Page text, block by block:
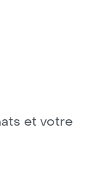
et votre